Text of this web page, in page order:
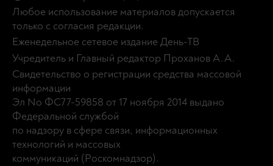
Любое использование материалов допускается
только с согласия редакции.
Еженедельное сетевое издание День-ТВ
Учредитель и Главный редактор Проханов А.А.
Свидетельство о регистрации средства массовой
информации
Эл No ФС77-59858 от 17 ноября 2014 выдано
Федеральной службой
по надзору в сфере связи, информационных
технологий и массовых
коммуникаций (Роскомнадзор).